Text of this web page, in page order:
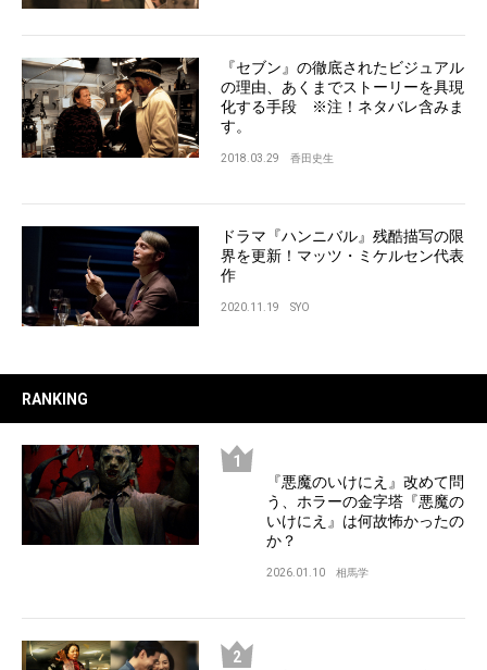
『セブン』の徹底されたビジュアル
の理由、あくまでストーリーを具現
化する手段 ※注！ネタバレ含みま
す。
2018.03.29 香田史生
ドラマ『ハンニバル』残酷描写の限
界を更新！マッツ・ミケルセン代表
作
2020.11.19 SYO
RANKING
『悪魔のいけにえ』改めて問
う、ホラーの金字塔『悪魔の
いけにえ』は何故怖かったの
か？
2026.01.10 相馬学